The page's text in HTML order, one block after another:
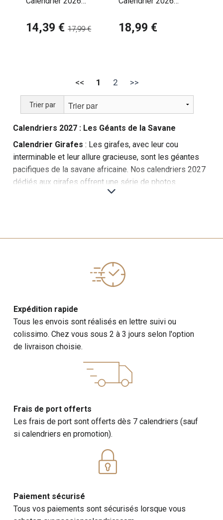
14,39 € 17,99 € 18,99 €
<< 1 2 >>
Trier par
Calendriers 2027 : Les Géants de la Savane
Calendrier Girafes : Les girafes, avec leur cou
interminable et leur allure gracieuse, sont les géantes
pacifiques de la savane africaine. Nos calendriers 2027
dédiés aux girafes offrent une série de photos
captivantes qui mettent en lumière leur élégance et leur
arbres, mères et leurs petits marchant ensemble,
Informations : Chaque mois, découvrez des faits
intéressants sur les girafes, leur habitat, leur
comportement social et leur alimentation.
Calendrier Lions :
lions sont synonymes de puissance et de noblesse.
Nos calendriers 2027 de lions présentent des images
époustouflantes de ces majestueux prédateurs dans
Exemples de photos : Lions en chasse, lions au repos,
lionnes avec leurs lionceaux, rugissements majestueux.
structure sociale, leurs techniques de chasse.
Calendrier Éléphants :Les éléphants, symboles de
plus emblématiques de l'Afrique. Nos calendriers 2027
d’éléphants capturent la grandeur et la douceur de ces
- Exemples de photos : Éléphants en migration,
éléphants se baignant, interactions entre éléphants,
Expédition rapide
Tous les envois sont réalisés en lettre suivi ou
colissimo. Chez vous sous 2 à 3 jours selon l'option
de livraison choisie.
Frais de port offerts
Les frais de port sont offerts dès 7 calendriers (sauf
si calendriers en promotion).
Paiement sécurisé
Tous vos paiements sont sécurisés lorsque vous